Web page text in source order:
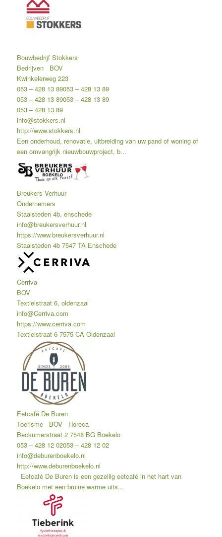
Bouwbedrijf Stokkers
Bedrijven
BOV
Kwinkelerweg 223
053 – 428 13 89053 – 428 13 89
053 – 428 13 89053 – 428 13 89
053 – 428 13 89
info@stokkers.nl
http://www.stokkers.nl
Een onderhoud, renovatie, uitbreiding van uw pand of woning of
een omvangrijk nieuwbouwproject, b...
Breukers Verhuur
Ondernemers
Staalsteden 4b, enschede
info@breukersverhuur.nl
https://www.breukersverhuur.nl
Staalsteden 4b 7547 TA Enschede
Cerriva
BOV
Textielstraat 6, oldenzaal
info@Cerriva.com
https://www.cerriva.com
Textielstraat 6 7575 CA Oldenzaal
Eetcafé De Buren
Toerisme
BOV
Horeca
Beckumerstraat 2 7548 BG Boekelo
053 – 428 12 02053 – 428 12 02
info@deburenboekelo.nl
http://www.deburenboekelo.nl
Eetcafé De Buren is een gezellig eetcafé in het hart van
Boekelo met een bruine warme uits...